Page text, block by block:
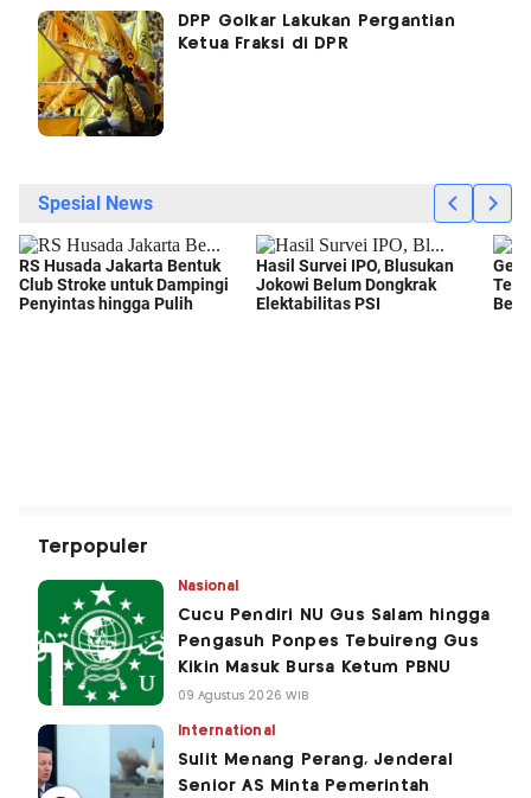
DPP Golkar Lakukan Pergantian
Ketua Fraksi di DPR
Terpopuler
Nasional
Cucu Pendiri NU Gus Salam hingga
Pengasuh Ponpes Tebuireng Gus
Kikin Masuk Bursa Ketum PBNU
09 Agustus 2026 WIB
International
Sulit Menang Perang, Jenderal
Senior AS Minta Pemerintah